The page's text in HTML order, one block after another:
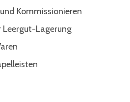
Kommissionieren
Leergut-Lagerung